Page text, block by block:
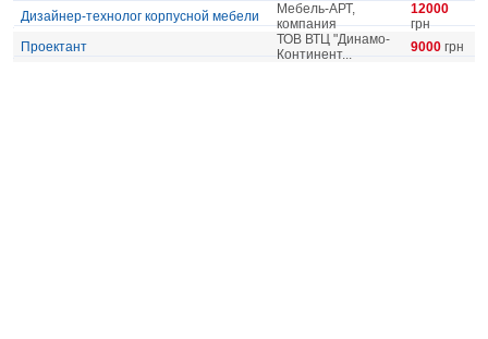
Дизайнер-технолог корпусной мебели
Мебель-АРТ,
компания
12000
грн
Проектант
ТОВ ВТЦ "Динамо-
Континент...
9000 грн